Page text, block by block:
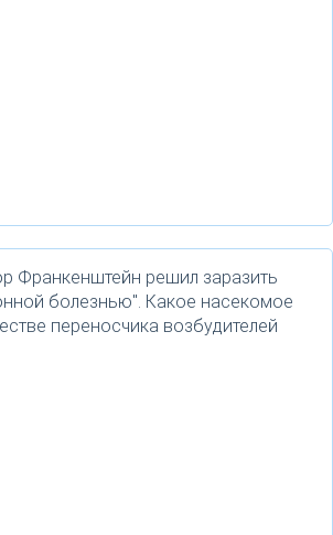
Франкенштейн решил заразить
болезнью". Какое насекомое
переносчика возбудителей